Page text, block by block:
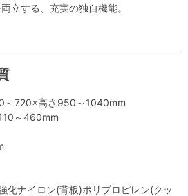
立する、充実の独自機能。
720×高さ950～1040mm
～460mm
化ナイロン(背板)ポリプロピレン(クッ